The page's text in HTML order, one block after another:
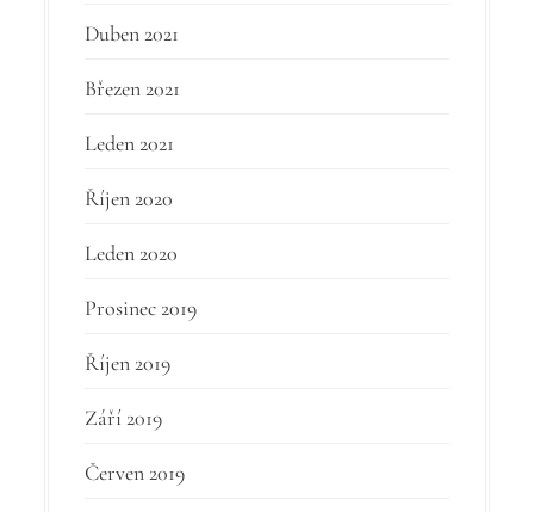
Duben 2021
Březen 2021
Leden 2021
Říjen 2020
Leden 2020
Prosinec 2019
Říjen 2019
Září 2019
Červen 2019